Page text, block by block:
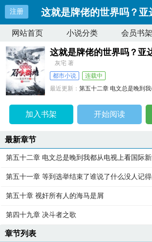
注册 这就是牌佬的世界吗？亚
网站首页 小说分类 会员书架
这就是牌佬的世界吗？亚
灰宅 著
都市小说
连载中
最近更新：第五十二章 电文总是晚到
更新时间：
加入书架 开始阅读
最新章节
第五十二章 电文总是晚到我都从电视上看国际
第五十一章 等到选举结束了谁说了什么没人记
第五十章 视奸所有人的海马是屑
第四十九章 决斗者之歌
章节列表